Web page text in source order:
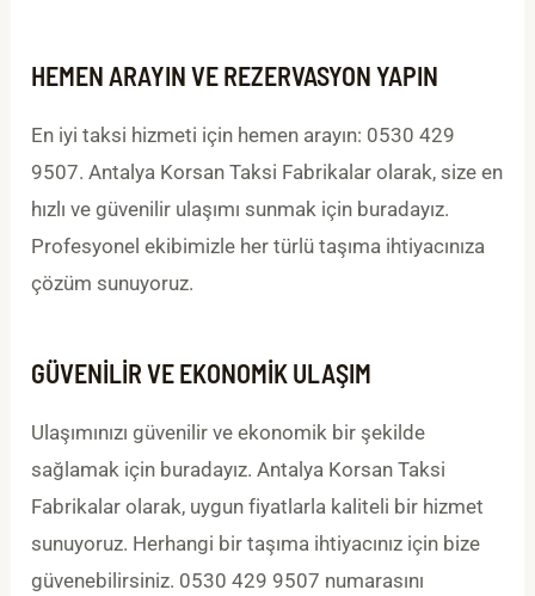
HEMEN ARAYIN VE REZERVASYON YAPIN
En iyi taksi hizmeti için hemen arayın: 0530 429
9507. Antalya Korsan Taksi Fabrikalar olarak, size en
hızlı ve güvenilir ulaşımı sunmak için buradayız.
Profesyonel ekibimizle her türlü taşıma ihtiyacınıza
çözüm sunuyoruz.
GÜVENILIR VE EKONOMIK ULAŞIM
Ulaşımınızı güvenilir ve ekonomik bir şekilde
sağlamak için buradayız. Antalya Korsan Taksi
Fabrikalar olarak, uygun fiyatlarla kaliteli bir hizmet
sunuyoruz. Herhangi bir taşıma ihtiyacınız için bize
güvenebilirsiniz. 0530 429 9507 numarasını